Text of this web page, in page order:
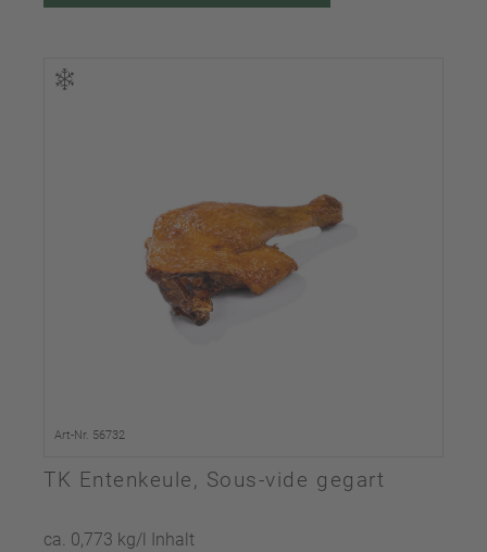
Art-Nr. 56732
TK Entenkeule, Sous-vide gegart
ca. 0,773 kg/l Inhalt